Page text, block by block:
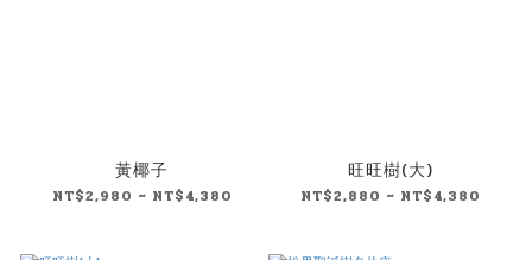
黃椰子
NT$2,980 ~ NT$4,380
旺旺樹(大)
NT$2,880 ~ NT$4,380